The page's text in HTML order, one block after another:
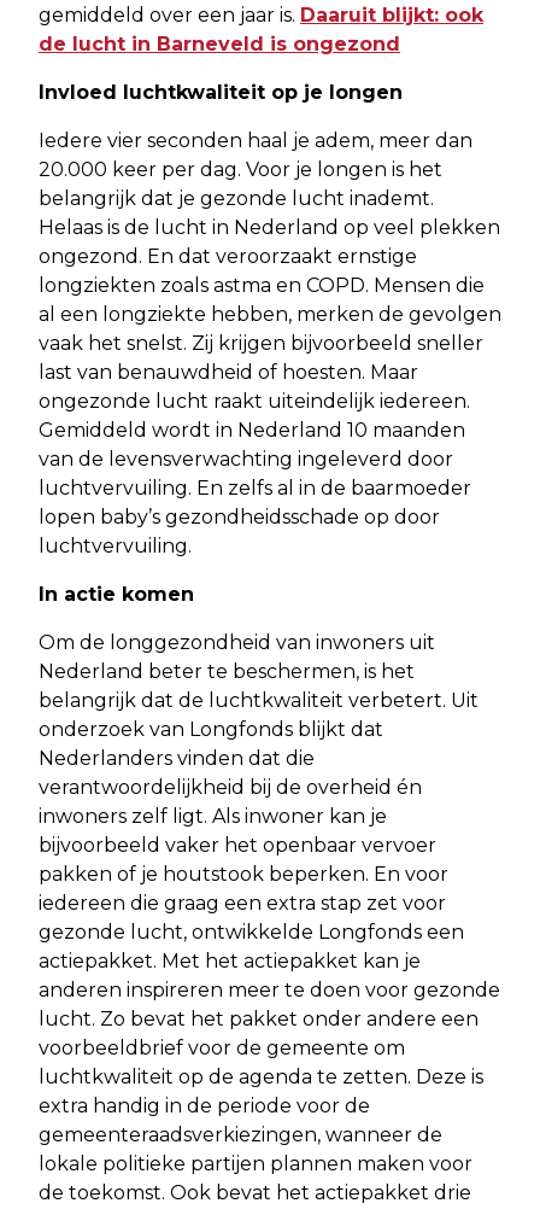
gemiddeld over een jaar is. Daaruit blijkt: ook
de lucht in Barneveld is ongezond
Invloed luchtkwaliteit op je longen
Iedere vier seconden haal je adem, meer dan
20.000 keer per dag. Voor je longen is het
belangrijk dat je gezonde lucht inademt.
Helaas is de lucht in Nederland op veel plekken
ongezond. En dat veroorzaakt ernstige
longziekten zoals astma en COPD. Mensen die
al een longziekte hebben, merken de gevolgen
vaak het snelst. Zij krijgen bijvoorbeeld sneller
last van benauwdheid of hoesten. Maar
ongezonde lucht raakt uiteindelijk iedereen.
Gemiddeld wordt in Nederland 10 maanden
van de levensverwachting ingeleverd door
luchtvervuiling. En zelfs al in de baarmoeder
lopen baby’s gezondheidsschade op door
luchtvervuiling.
In actie komen
Om de longgezondheid van inwoners uit
Nederland beter te beschermen, is het
belangrijk dat de luchtkwaliteit verbetert. Uit
onderzoek van Longfonds blijkt dat
Nederlanders vinden dat die
verantwoordelijkheid bij de overheid én
inwoners zelf ligt. Als inwoner kan je
bijvoorbeeld vaker het openbaar vervoer
pakken of je houtstook beperken. En voor
iedereen die graag een extra stap zet voor
gezonde lucht, ontwikkelde Longfonds een
actiepakket. Met het actiepakket kan je
anderen inspireren meer te doen voor gezonde
lucht. Zo bevat het pakket onder andere een
voorbeeldbrief voor de gemeente om
luchtkwaliteit op de agenda te zetten. Deze is
extra handig in de periode voor de
gemeenteraadsverkiezingen, wanneer de
lokale politieke partijen plannen maken voor
de toekomst. Ook bevat het actiepakket drie